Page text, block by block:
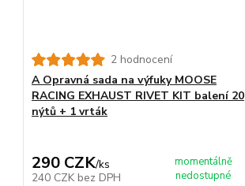
2 hodnocení
A Opravná sada na výfuky MOOSE
RACING EXHAUST RIVET KIT balení 20
nýtů + 1 vrták
290 CZK/ks
240 CZK bez DPH
momentálně
nedostupné